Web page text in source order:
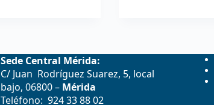
Sede Central Mérida:
C/ Juan Rodríguez Suarez, 5, local
bajo, 06800 – Mérida
Teléfono: 924 33 88 02